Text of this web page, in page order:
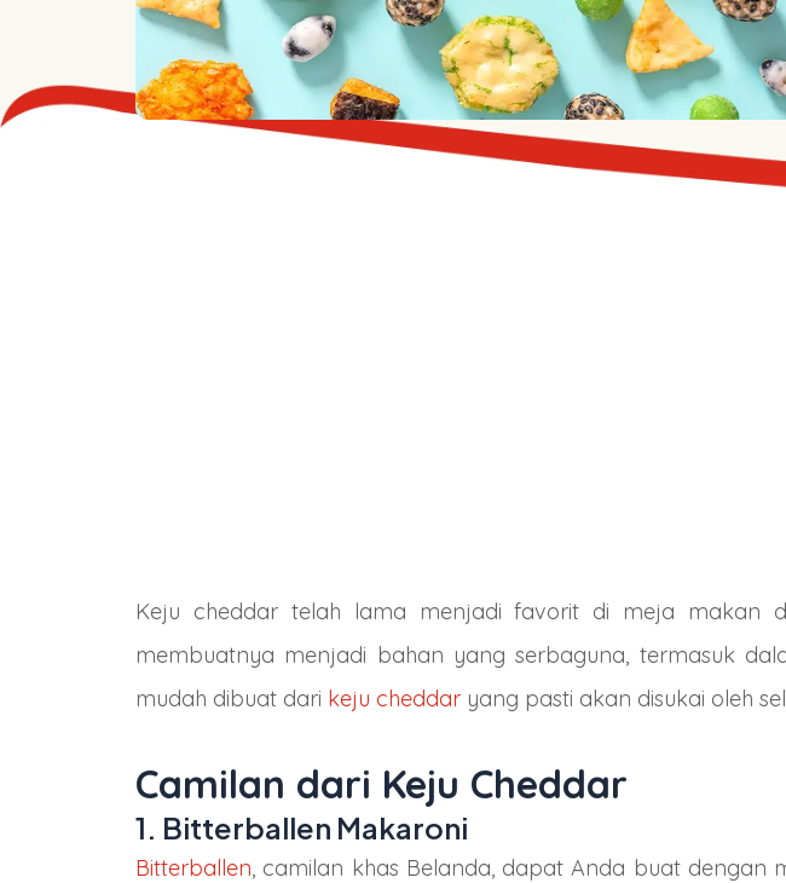
Keju cheddar telah lama menjadi favorit di meja makan
membuatnya menjadi bahan yang serbaguna, termasuk
mudah dibuat dari keju cheddar yang pasti akan disukai oleh
Camilan dari Keju Cheddar
1. Bitterballen Makaroni
Bitterballen , camilan khas Belanda, dapat Anda buat